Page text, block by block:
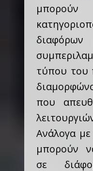
τύπου του
που
Ανάλογα
μπορούν
σε